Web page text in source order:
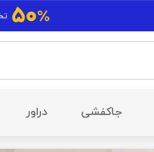
جاکفشی دراور